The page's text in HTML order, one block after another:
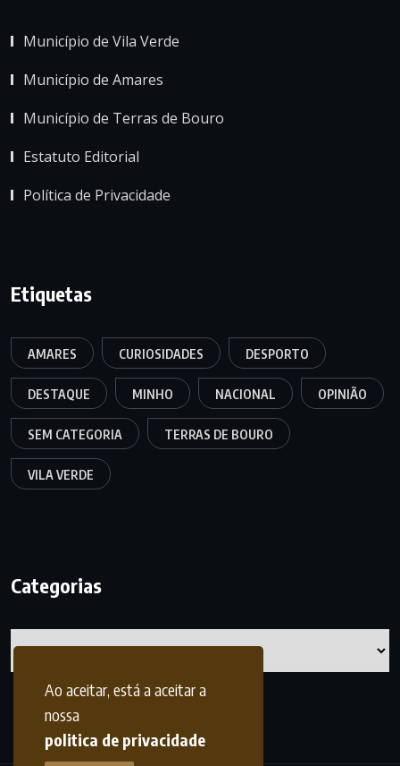
Ao aceitar, está a aceitar a
nossa
politica de privacidade
Município de Vila Verde
Município de Amares
Município de Terras de Bouro
Estatuto Editorial
Política de Privacidade
Etiquetas
AMARES CURIOSIDADES DESPORTO
DESTAQUE MINHO NACIONAL OPINIÃO
SEM CATEGORIA TERRAS DE BOURO
VILA VERDE
Categorias